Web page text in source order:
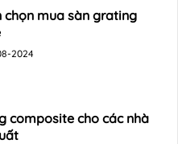
chọn mua sàn grating
2024
composite cho các nhà